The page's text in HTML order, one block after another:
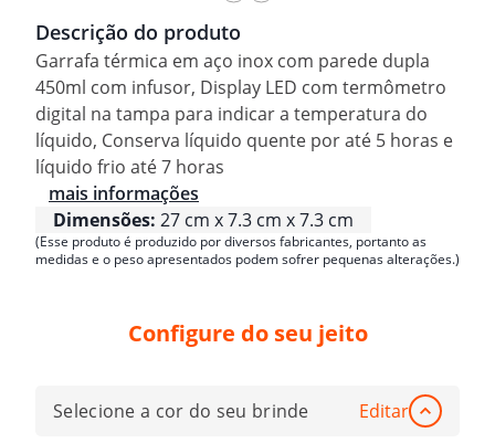
Descrição do produto
Garrafa térmica em aço inox com parede dupla
450ml com infusor, Display LED com termômetro
digital na tampa para indicar a temperatura do
líquido, Conserva líquido quente por até 5 horas e
líquido frio até 7 horas
mais informações
Dimensões: 27 cm x 7.3 cm x 7.3 cm
(Esse produto é produzido por diversos fabricantes, portanto as
medidas e o peso apresentados podem sofrer pequenas alterações.)
Configure do seu jeito
Selecione a cor do seu brinde Editar